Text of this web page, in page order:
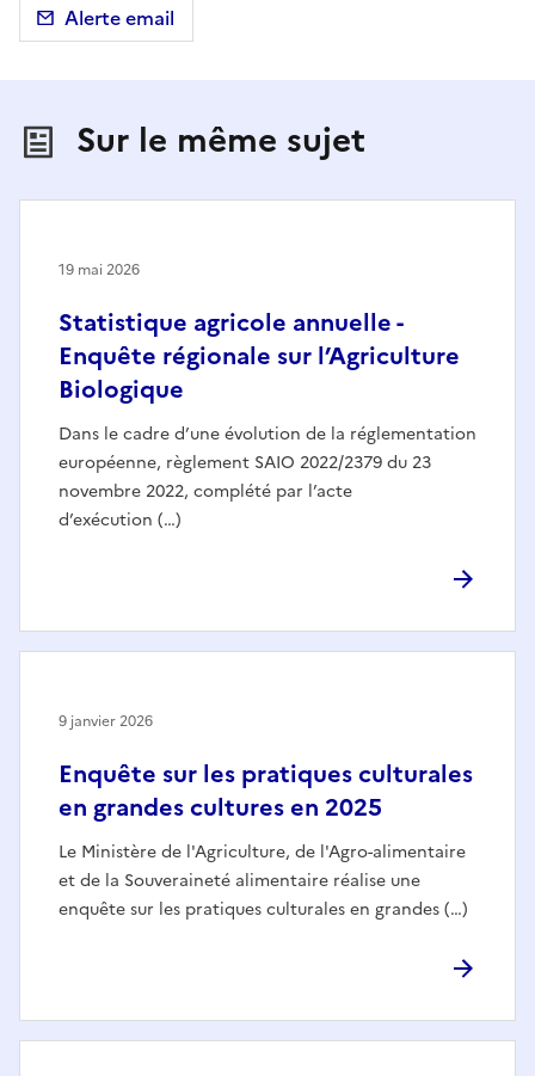
Alerte email
Sur le même sujet
Statistique agricole annuelle -
Enquête régionale sur l’Agriculture
Biologique
Dans le cadre d’une évolution de la réglementation
européenne, règlement SAIO 2022/2379 du 23
novembre 2022, complété par l’acte
d’exécution (…)
19 mai 2026
Enquête sur les pratiques culturales
en grandes cultures en 2025
Le Ministère de l'Agriculture, de l'Agro-alimentaire
et de la Souveraineté alimentaire réalise une
enquête sur les pratiques culturales en grandes (…)
9 janvier 2026